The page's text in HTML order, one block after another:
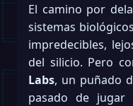
El camino por
sistemas
impredecibles,
del silicio. Pero
Labs, un puñado
pasado de jugar